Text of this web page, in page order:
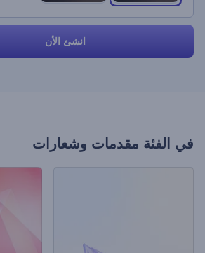
انشئ الأن
في الفئة مقدمات وشعارات